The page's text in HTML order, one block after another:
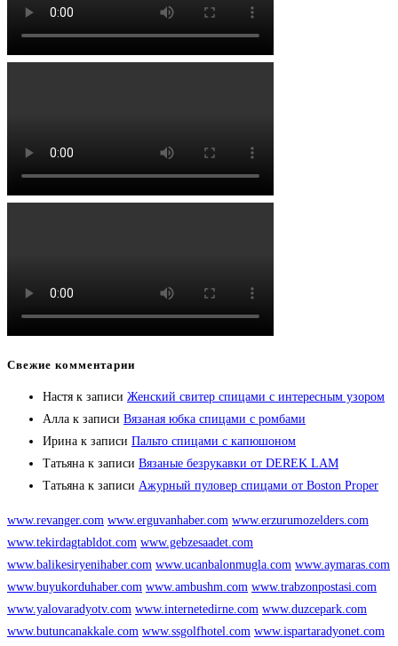
Свежие комментарии
Настя к записи Женский свитер спицами с интересным узором
Алла к записи Вязаная юбка спицами с ромбами
Ирина к записи Пальто спицами с капюшоном
Татьяна к записи Вязаные безрукавки от DEREK LAM
Татьяна к записи Ажурный пуловер спицами от Boston Proper
www.revanger.com www.erguvanhaber.com www.erzurumozelders.com
www.tekirdagtabldot.com www.gebzesaadet.com
www.balikesiryenihaber.com www.ucanbalonmugla.com www.aymaras.com
www.buyukorduhaber.com www.ambushm.com www.trabzonpostasi.com
www.yalovaradyotv.com www.internetedirne.com www.duzcepark.com
www.butuncanakkale.com www.ssgolfhotel.com www.ispartaradyonet.com